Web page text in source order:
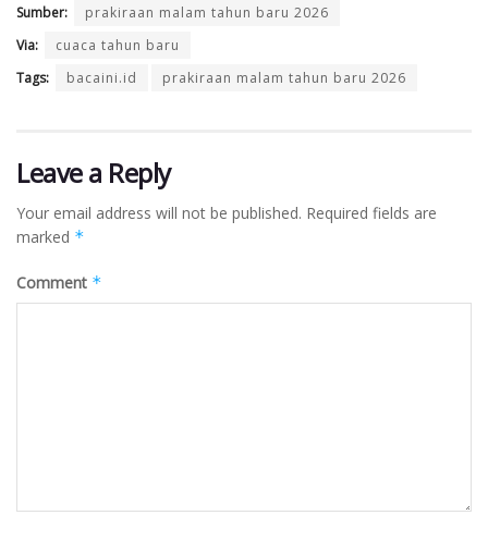
Sumber:
prakiraan malam tahun baru 2026
Via:
cuaca tahun baru
Tags:
bacaini.id prakiraan malam tahun baru 2026
Leave a Reply
Your email address will not be published. Required fields are
marked *
Comment *